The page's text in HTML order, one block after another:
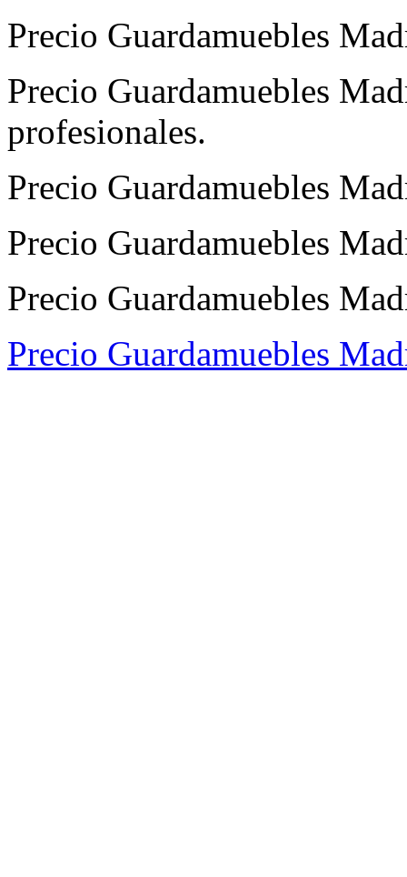
Precio Guardamuebles
Precio Guardamuebles
profesionales.
Precio Guardamuebles
Precio Guardamuebles
Precio Guardamuebles
Precio Guardamuebles